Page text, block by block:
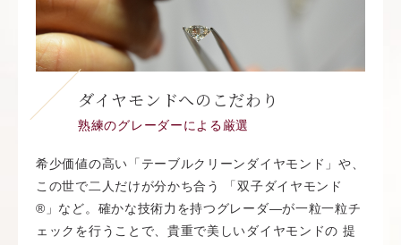
ダイヤモンドへのこだわり
熟練のグレーダーによる厳選
希少価値の高い「テーブルクリーンダイヤモンド」や、
この世で二人だけが分かち合う 「双子ダイヤモンド
®︎」など。確かな技術力を持つグレーダ―が一粒一粒チ
ェックを行うことで、貴重で美しいダイヤモンドの 提